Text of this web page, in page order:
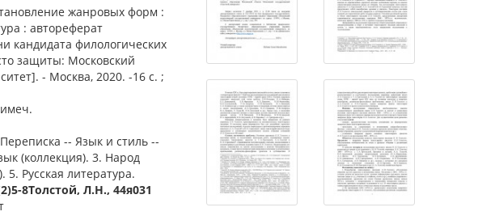
жанровых форм :
: автореферат
кандидата филологических
защиты: Московский
- Москва, 2020. -16 с. ;
-- Язык и стиль --
(коллекция). 3. Народ
5. Русская литература.
8Толстой, Л.Н., 44я031